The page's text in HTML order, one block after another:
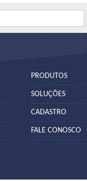
PRODUTOS
SOLUÇÕES
CADASTRO
FALE CONOSCO